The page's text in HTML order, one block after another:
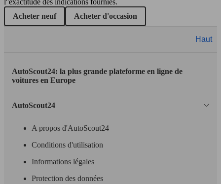
Essence
Leistung
Acheter neuf
Acheter d'occasion
Haut
AutoScout24: la plus grande plateforme en ligne de
voitures en Europe
AutoScout24
A propos d'AutoScout24
Conditions d'utilisation
Informations légales
Protection des données